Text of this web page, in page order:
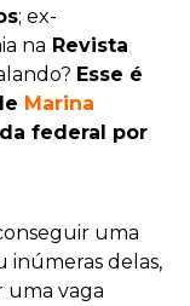
; ex-
na Revista
Esse é
Marina
federal por
uma
inúmeras delas,
uma vaga